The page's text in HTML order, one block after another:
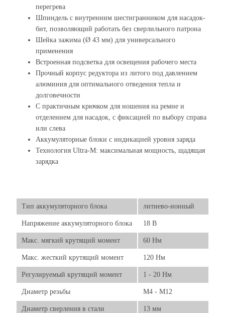
перегрева
Шпиндель с внутренним шестигранником для насадок-
бит, позволяющий работать без сверлильного патрона
Шейка зажима (Ø 43 мм) для универсального
применения
Встроенная подсветка для освещения рабочего места
Прочный корпус редуктора из литого под давлением
алюминия для оптимального отведения тепла и
долговечности
С практичным крючком для ношения на ремне и
отделением для насадок, с фиксацией по выбору справа
или слева
Аккумуляторные блоки с индикацией уровня заряда
Технология Ultra-M: максимальная мощность, щадящая
зарядка
Тип аккумуляторного блока литиево-ионный
Напряжение аккумуляторного блока 18 В
Макс. мягкий крутящий момент 60 Нм
Макс. жесткий крутящий момент 120 Нм
Регулируемый крутящий момент 1 - 20 Нм
Диаметр резьбы M4 - M12
Диаметр сверления в стали 13 мм